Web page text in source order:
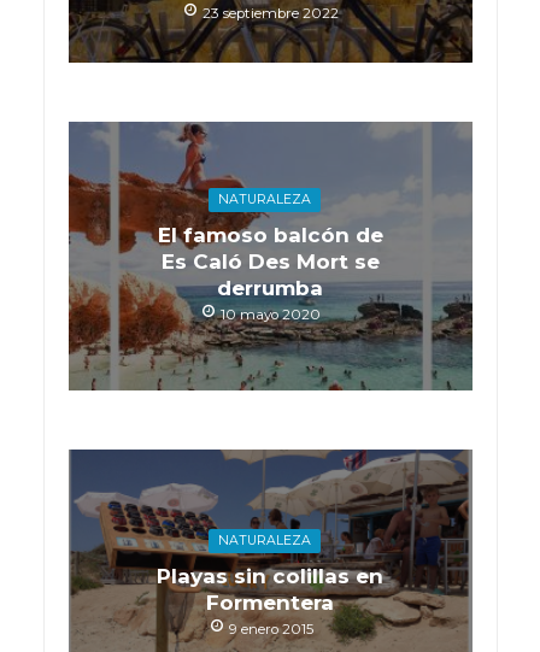
23 septiembre 2022
NATURALEZA
El famoso balcón de
Es Caló Des Mort se
derrumba
10 mayo 2020
NATURALEZA
Playas sin colillas en
Formentera
9 enero 2015